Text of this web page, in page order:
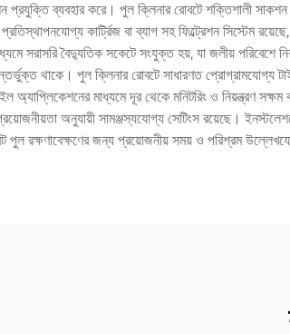
প্রযুক্তি ব্যবহার করে। পুল ক্লিনার রোবটে শক্তিশালী সাকশন
কার্ট্রিজ বা ব্যাগ সহ ফিল্ট্রেশন সিস্টেম
সরাসরি বৈদ্যুতিক সকেটে সংযুক্ত হয়, যা জলীয়
থাকে। পুল ক্লিনার রোবটে সাধারণত প্রোগ্রামযোগ্য
অ্যাপ্লিকেশনের মাধ্যমে দূর থেকে মনিটরিং ও নিয়ন্ত্রণ
প্রয়োজনীয়তা অনুযায়ী সামঞ্জস্যযোগ্য সেটিংস রয়েছে।
পুল রক্ষণাবেক্ষণের জন্য প্রয়োজনীয় সময় ও পরিশ্রম